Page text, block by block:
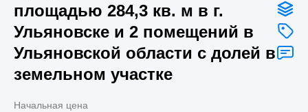
площадью 284,3 кв. м в г.
Ульяновске и 2 помещений в
Ульяновской области с долей в
земельном участке
Начальная цена